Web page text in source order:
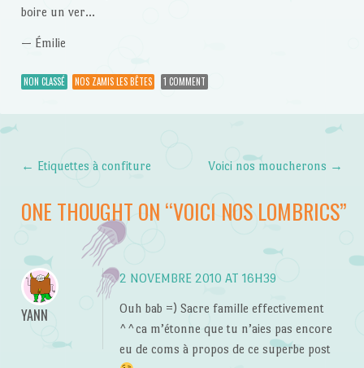
boire un ver…
— Émilie
NON CLASSÉ NOS ZAMIS LES BÊTES 1 COMMENT
Post navigation
← Etiquettes à confiture Voici nos moucherons →
ONE THOUGHT ON “VOICI NOS LOMBRICS”
YANN
2 NOVEMBRE 2010 AT 16H39
Ouh bab =) Sacre famille effectivement
^^ca m’étonne que tu n’aies pas encore
eu de coms à propos de ce superbe post